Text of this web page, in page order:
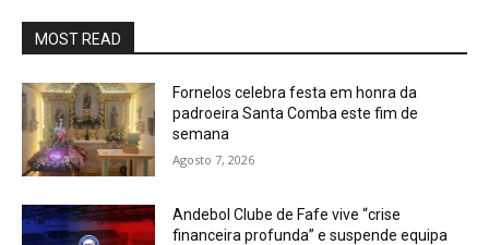
MOST READ
Fornelos celebra festa em honra da
padroeira Santa Comba este fim de
semana
Agosto 7, 2026
Andebol Clube de Fafe vive “crise
financeira profunda” e suspende equipa